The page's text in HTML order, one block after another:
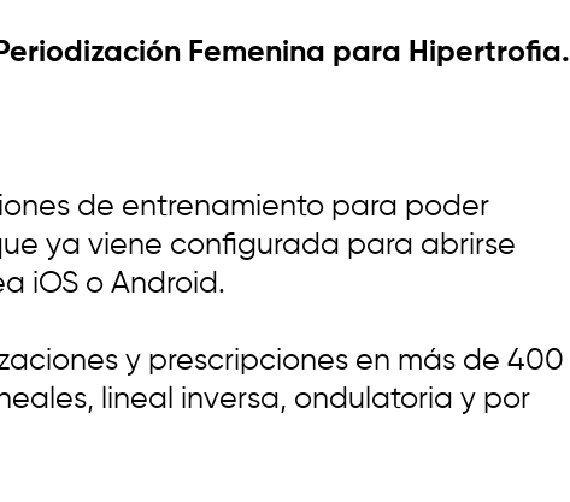
Femenina para Hipertrofia.
de entrenamiento para poder
ya viene configurada para abrirse
iOS o Android.
y prescripciones en más de 400
lineal inversa, ondulatoria y por